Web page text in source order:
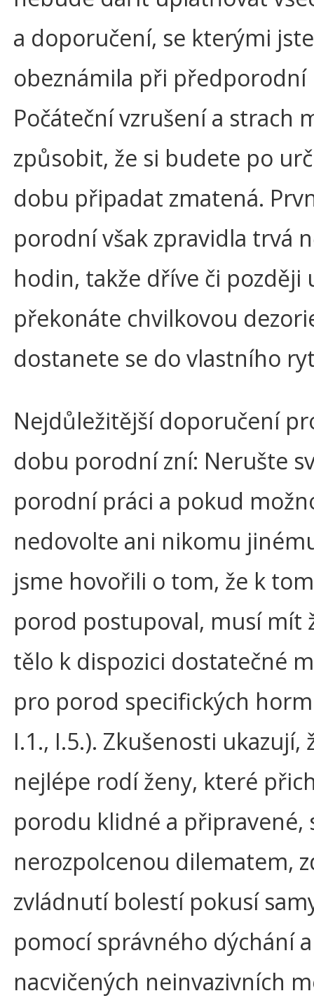
a doporučení, se kterými
obeznámila při předporodní
Počáteční vzrušení a strach
způsobit, že si budete po
dobu připadat zmatená.
porodní však zpravidla trvá
hodin, takže dříve či později
překonáte chvilkovou
dostanete se do vlastního
Nejdůležitější doporučení
dobu porodní zní: Nerušte
porodní práci a pokud
nedovolte ani nikomu
jsme hovořili o tom, že k
porod postupoval, musí mít
tělo k dispozici dostatečné
pro porod specifických
I.1., I.5.). Zkušenosti ukazují,
nejlépe rodí ženy, které
porodu klidné a připravené,
nerozpolcenou dilematem,
zvládnutí bolestí pokusí
pomocí správného dýchání
nacvičených neinvazivních